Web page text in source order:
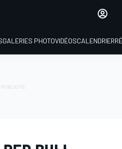
GALERIES PHOTOVIDÉOSCALENDRIER